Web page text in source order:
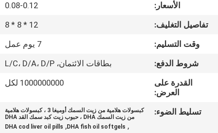
المعمل
ضبط
الجودة
الأسعار:
0.08-0.12
تفاصيل التغليف:
12 * 8 * 8
وقت التسليم:
7 يوم عمل
شروط الدفع:
بطاقات الائتمان، L/C، D/A، D/P
القدرة على
العرض:
1000000000 لكل
تسليط الضوء:
كبسولات هلامية من زيت السمك أوميغا 3 ، كبسولات هلامية
من زيت السمك DHA ، حبوب زيت كبد سمك القد DHA
,
DHA fish oil softgels
,
DHA cod liver oil pills